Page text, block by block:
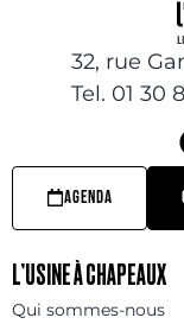
32, rue
Tel. 01 30
AGENDA
L’USINE À CHAPEAUX
Qui sommes-nous